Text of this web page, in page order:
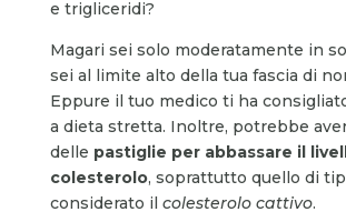
e trigliceridi?
Magari sei solo moderatamente in
sei al limite alto della tua fascia di
Eppure il tuo medico ti ha
a dieta stretta. Inoltre, potrebbe
delle pastiglie per abbassare il
colesterolo, soprattutto quello di
considerato il colesterolo cattivo.